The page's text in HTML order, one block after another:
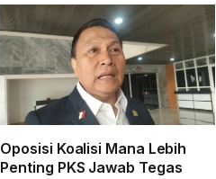
Oposisi Koalisi Mana Lebih
Penting PKS Jawab Tegas